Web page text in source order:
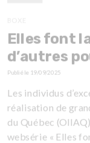
Elles font
d’autres
Publié le 19/09/2025
Les individus
réalisation de
du Québec
websérie « Elles